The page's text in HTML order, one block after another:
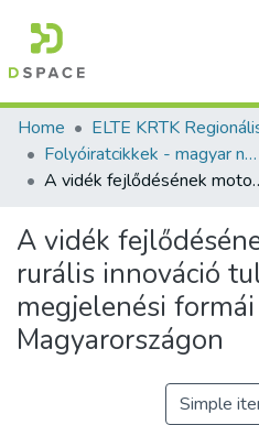
Communities
All of
Home
Folyóiratcikkek - magyar nyelvű (RKI)
A vidék fejlődésének motorja: A
A vidék
rurális innováció
megjelenési formái
Magyarországon
Simple